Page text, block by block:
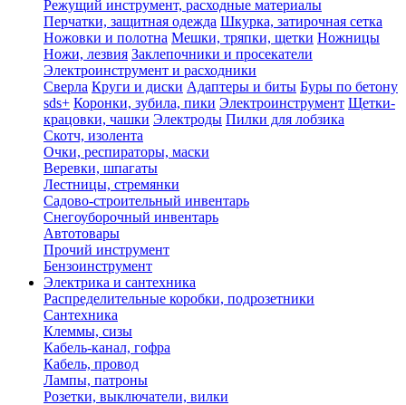
Режущий инструмент, расходные материалы
Перчатки, защитная одежда Шкурка, затирочная сетка
Ножовки и полотна Мешки, тряпки, щетки Ножницы
Ножи, лезвия Заклепочники и просекатели
Электроинструмент и расходники
Сверла Круги и диски Адаптеры и биты Буры по бетону
sds+ Коронки, зубила, пики Электроинструмент Щетки-
крацовки, чашки Электроды Пилки для лобзика
Скотч, изолента
Очки, респираторы, маски
Веревки, шпагаты
Лестницы, стремянки
Садово-строительный инвентарь
Снегоуборочный инвентарь
Автотовары
Прочий инструмент
Бензоинструмент
Электрика и сантехника
Распределительные коробки, подрозетники
Сантехника
Клеммы, сизы
Кабель-канал, гофра
Кабель, провод
Лампы, патроны
Розетки, выключатели, вилки